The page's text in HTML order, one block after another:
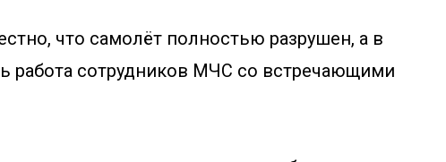
что самолёт полностью разрушен, а в
работа сотрудников МЧС со встречающими